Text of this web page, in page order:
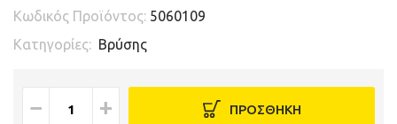
Κωδικός Προϊόντος: 5060109
Κατηγορίες: Βρύσης
− + ΠΡΟΣΘΗΚΗ